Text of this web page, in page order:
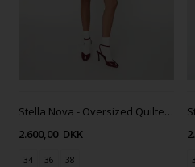
Stella Nova - Oversized Quiltet Sømandsfrakke - Lovely Blue
2.600,00 DKK
34 36 38